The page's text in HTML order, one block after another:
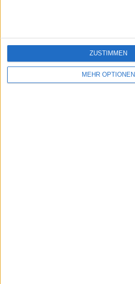
MEHR OPTIONEN
ZUSTIMMEN